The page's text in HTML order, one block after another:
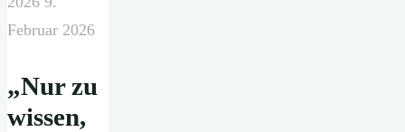
Februar 2026
„Nur zu
wissen,